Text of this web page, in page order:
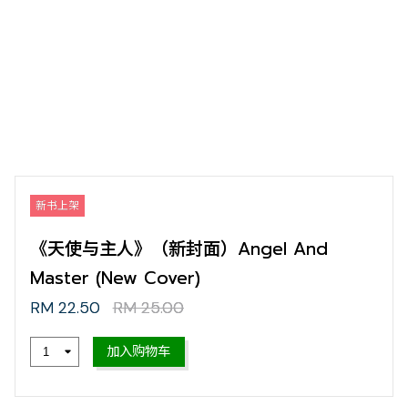
新书上架
《天使与主人》（新封面）Angel And
Master (New Cover)
RM 22.50 RM 25.00
加入购物车